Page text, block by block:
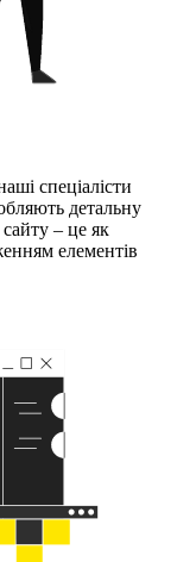
спеціалісти
детальну
– це як
елементів